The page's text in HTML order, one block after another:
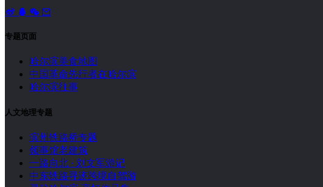
专题页面
哈尔滨美食地图
中国革命先行者在哈尔滨
哈尔滨往事
人文地理专题
滨州铁路桥专题
领事馆老建筑
一路向北 · 刘文军游记
中东铁路寻迹跨境自驾游